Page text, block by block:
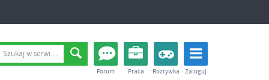
Forum Praca Rozrywka Zaloguj